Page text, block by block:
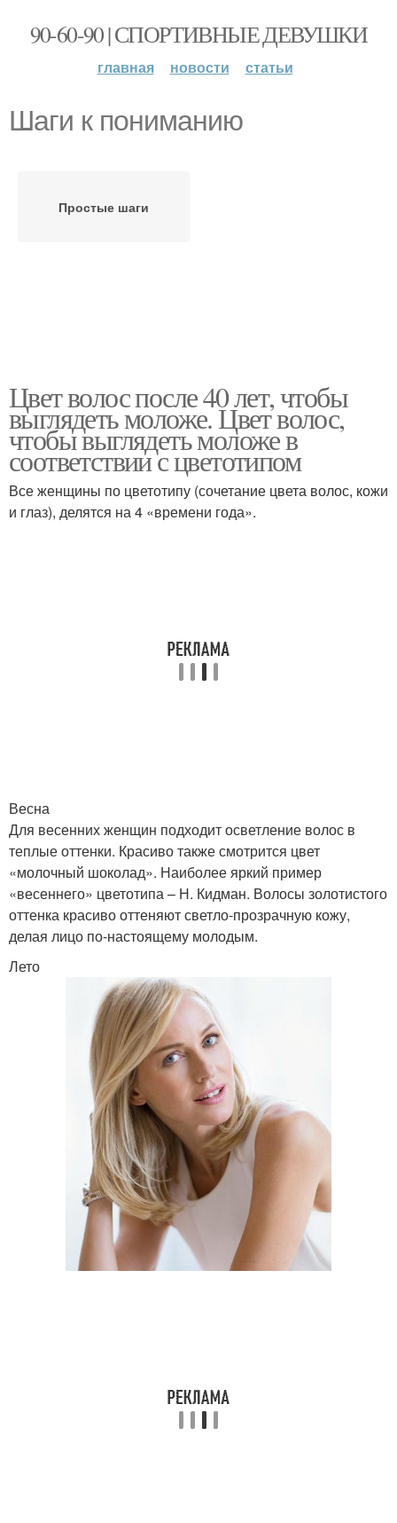
90-60-90 | СПОРТИВНЫЕ ДЕВУШКИ
главная новости статьи
Шаги к пониманию
Простые шаги
Цвет волос после 40 лет, чтобы
выглядеть моложе. Цвет волос,
чтобы выглядеть моложе в
соответствии с цветотипом
Все женщины по цветотипу (сочетание цвета волос, кожи
и глаз), делятся на 4 «времени года».
Весна
Для весенних женщин подходит осветление волос в
теплые оттенки. Красиво также смотрится цвет
«молочный шоколад». Наиболее яркий пример
«весеннего» цветотипа – Н. Кидман. Волосы золотистого
оттенка красиво оттеняют светло-прозрачную кожу,
делая лицо по-настоящему молодым.
Лето